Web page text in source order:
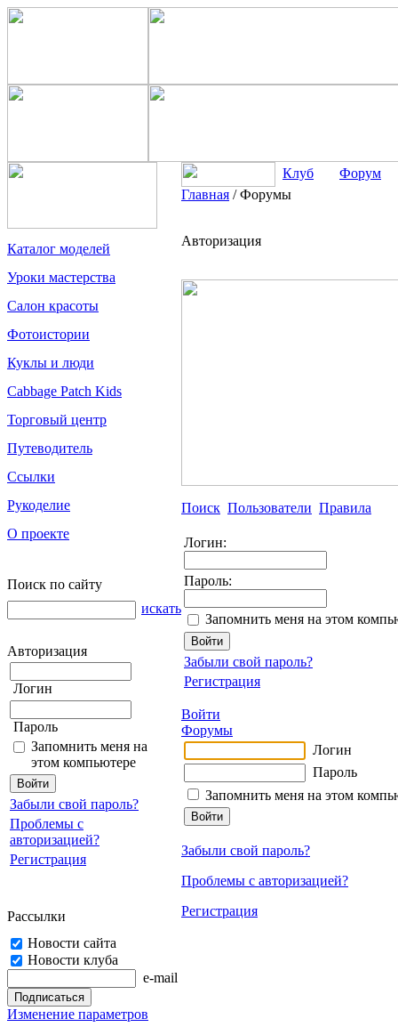
Каталог моделей
Уроки мастерства
Салон красоты
Фотоистории
Куклы и люди
Cabbage Patch Kids
Торговый центр
Путеводитель
Ссылки
Рукоделие
О проекте
Поиск по сайту
искать
Авторизация
Логин
Пароль
Запомнить меня на
этом компьютере
Забыли свой пароль?
Проблемы с
авторизацией?
Регистрация
Рассылки
Новости сайта
Новости клуба
e-mail
Изменение параметров
Клуб
Форум
Главная /Форумы
Авторизация
Поиск Пользователи Правила
Логин:
Пароль:
Запомнить меня на этом
Забыли свой пароль?
Регистрация
Войти
Форумы
Логин
Пароль
Запомнить меня на этом
Забыли свой пароль?
Проблемы с авторизацией?
Регистрация